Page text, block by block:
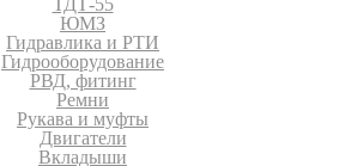
ТДТ-55
ЮМЗ
Гидравлика и РТИ
Гидрооборудование
РВД, фитинг
Ремни
Рукава и муфты
Двигатели
Вкладыши